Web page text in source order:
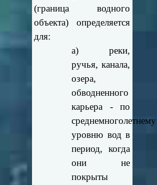
(граница водного
объекта) определяется
для:
а) реки,
ручья, канала,
озера,
обводненного
карьера - по
среднемноголетнему
уровню вод в
период, когда
они не
покрыты